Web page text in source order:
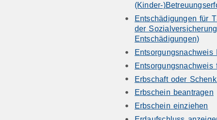
(Kinder-
Entschädigungen für
der
Entschädigungen)
Entsorgungsnachweis
Erbschaft oder
Erbschein beantragen
Erbschein einziehen